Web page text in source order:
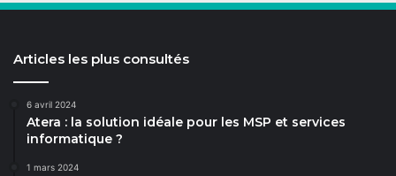
Articles les plus consultés
6 avril 2024
Atera : la solution idéale pour les MSP et services
informatique ?
1 mars 2024